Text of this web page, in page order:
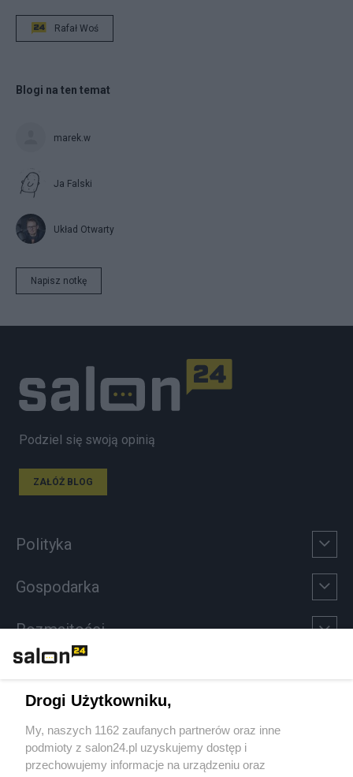
Rafał Woś
Blogi na ten temat
marek.w
Ja Falski
Układ Otwarty
Napisz notkę
Podziel się swoją opinią
ZAŁÓŻ BLOG
Polityka
Gospodarka
Rozmaitości
Sport
Społeczeństwo
Drogi Użytkowniku,
My, naszych 1162 zaufanych partnerów oraz inne
podmioty z salon24.pl uzyskujemy dostęp i
przechowujemy informacje na urządzeniu oraz